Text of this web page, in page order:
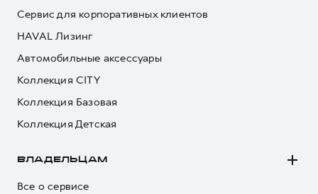
Сервис для корпоративных клиентов
HAVAL Лизинг
Автомобильные аксессуары
Коллекция CITY
Коллекция Базовая
Коллекция Детская
ВЛАДЕЛЬЦАМ
Все о сервисе